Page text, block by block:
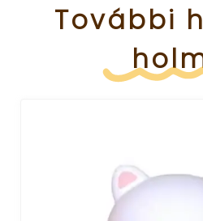
További